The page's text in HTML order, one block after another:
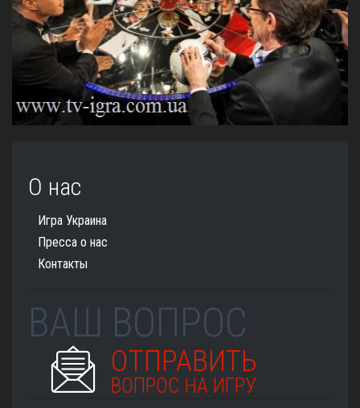
О нас
Игра Украина
Пресса о нас
Контакты
ВАШ ВОПРОС
ОТПРАВИТЬ
ВОПРОС НА ИГРУ